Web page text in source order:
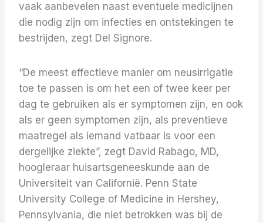
vaak aanbevelen naast eventuele medicijnen
die nodig zijn om infecties en ontstekingen te
bestrijden, zegt Del Signore.
“De meest effectieve manier om neusirrigatie
toe te passen is om het een of twee keer per
dag te gebruiken als er symptomen zijn, en ook
als er geen symptomen zijn, als preventieve
maatregel als iemand vatbaar is voor een
dergelijke ziekte”, zegt David Rabago, MD,
hoogleraar huisartsgeneeskunde aan de
Universiteit van Californië. Penn State
University College of Medicine in Hershey,
Pennsylvania, die niet betrokken was bij de